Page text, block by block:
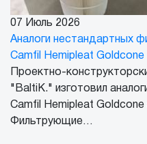
07 Июль 2026
Аналоги нестандартных
Camfil Hemipleat Goldcone
Проектно-
"BaltiK." изготовил
Camfil Hemipleat Goldcone
Фильтрующие…